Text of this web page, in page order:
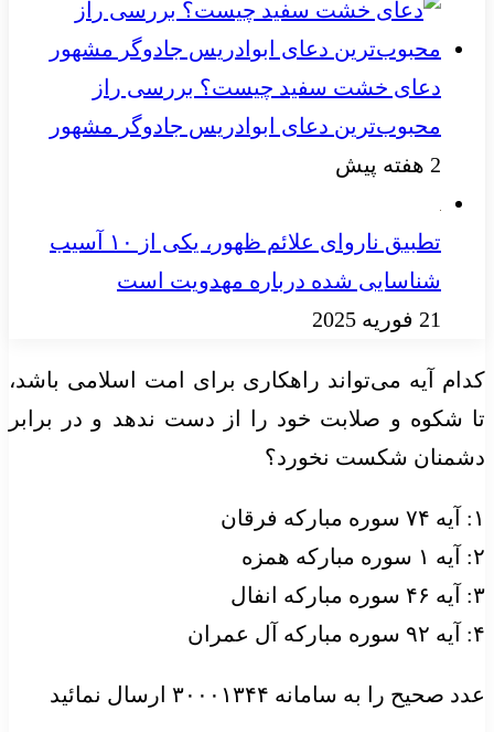
دعای خشت سفید چیست؟ بررسی راز
محبوب‌ترین دعای ابوادریس جادوگر مشهور
2 هفته پیش
تطبیق ناروای علائم ظهور، یکی از ۱۰ آسیب
شناسایی شده درباره مهدویت است
21 فوریه 2025
کدام آیه می‌تواند راهکاری برای امت اسلامی باشد،
تا شکوه و صلابت خود را از دست ندهد و در برابر
دشمنان شکست نخورد؟
۱: آیه ۷۴ سوره مبارکه فرقان
۲: آیه ۱ سوره مبارکه همزه
۳: آیه ۴۶ سوره مبارکه انفال
۴: آیه ۹۲ سوره مبارکه آل عمران
عدد صحیح را به سامانه ۳۰۰۰۱۳۴۴ ارسال نمائید